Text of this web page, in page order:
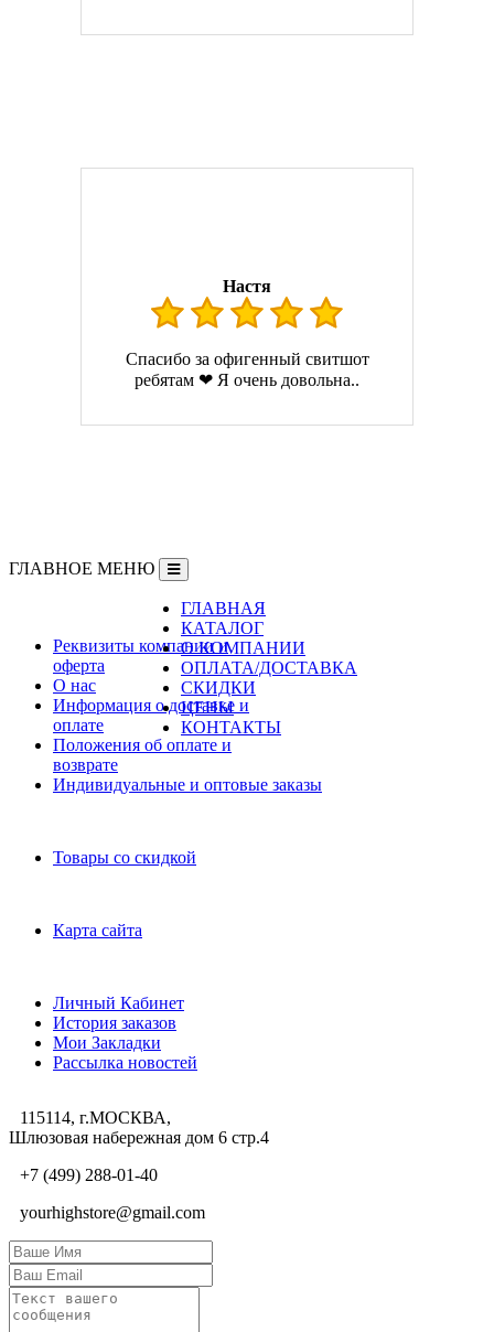
Настя
Спасибо за офигенный свитшот
ребятам ❤ Я очень довольна..
ГЛАВНОЕ МЕНЮ
ГЛАВНАЯ
КАТАЛОГ
О КОМПАНИИ
ОПЛАТА/ДОСТАВКА
СКИДКИ
ЦЕНЫ
КОНТАКТЫ
Реквизиты компании и
оферта
О нас
Информация о доставке и
оплате
Положения об оплате и
возврате
Индивидуальные и оптовые заказы
Товары со скидкой
Карта сайта
Личный Кабинет
История заказов
Мои Закладки
Рассылка новостей
115114, г.МОСКВА,
Шлюзовая набережная дом 6 стр.4
+7 (499) 288-01-40
yourhighstore@gmail.com